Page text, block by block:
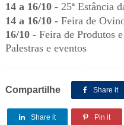
14 a 16/10 - 25ª Estância
14 a 16/10 -Feira de
16/10 - Feira de Produtos
Palestras e eventos
Compartilhe Share it
Share it Pin it